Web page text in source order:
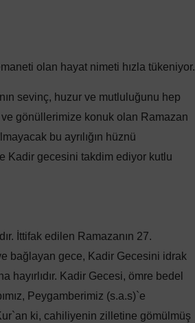
olan hayat nimeti hızla tükeniyor.
sevinç, huzur ve mutluluğunu hep
gönüllerimize konuk olan Ramazan
bu ayrılığın hüznü
Kadir gecesini takdim ediyor kutlu
İttifak edilen Ramazanın 27.
bağlayan gece, Kadir Gecesini idrak
Kadir Gecesi, ömre bedel
Peygamberimiz (s.a.s)`e
ki, cahiliyenin zilletine gömülmüş